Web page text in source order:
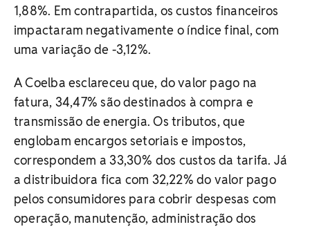
1,88%. Em contrapartida, os custos financeiros
impactaram negativamente o índice final, com
uma variação de -3,12%.
A Coelba esclareceu que, do valor pago na
fatura, 34,47% são destinados à compra e
transmissão de energia. Os tributos, que
englobam encargos setoriais e impostos,
correspondem a 33,30% dos custos da tarifa. Já
a distribuidora fica com 32,22% do valor pago
pelos consumidores para cobrir despesas com
operação, manutenção, administração dos